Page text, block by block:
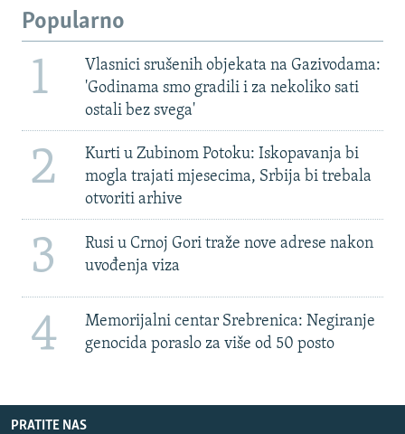
Popularno
1
Vlasnici srušenih objekata na Gazivodama:
'Godinama smo gradili i za nekoliko sati
ostali bez svega'
2
Kurti u Zubinom Potoku: Iskopavanja bi
mogla trajati mjesecima, Srbija bi trebala
otvoriti arhive
3
Rusi u Crnoj Gori traže nove adrese nakon
uvođenja viza
4
Memorijalni centar Srebrenica: Negiranje
genocida poraslo za više od 50 posto
PRATITE NAS